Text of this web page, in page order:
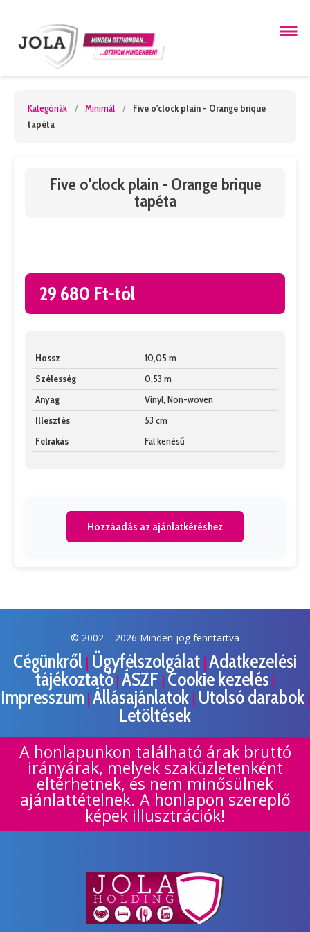
Kategóriák / Minimál /
Five o'clock plain - Orange brique
tapéta
Five o'clock plain - Orange brique
tapéta
29 680 Ft-tól
Hossz
10,05 m
Szélesség
0,53 m
Anyag
Vinyl, Non-woven
Illesztés
53 cm
Felrakás
Fal kenésű
Hozzáadás az ajánlatkéréshez
© 2002 – 2026 Minden jog fenntartva
Cégünkről | Ügyfélszolgálat | Adatkezelési
tájékoztató | ÁSZF | Cookie kezelés |
Impresszum| Állásajánlatok | Utolsó darabok|
Letöltések
A honlapunkon található árak bruttó
irányárak, melyek szaküzletenként
eltérhetnek, és nem minősülnek
ajánlattételnek. A honlapon szereplő
képek illusztrációk!